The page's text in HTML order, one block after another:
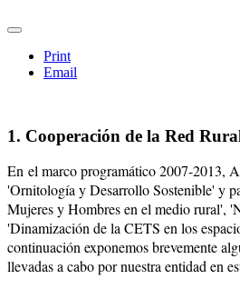
Print
Email
1. Cooperación de la Red
En el marco programático 2007-2013,
'Ornitología y Desarrollo Sostenible' y
Mujeres y Hombres en el medio rural',
'Dinamización de la CETS en los
continuación exponemos brevemente
llevadas a cabo por nuestra entidad en